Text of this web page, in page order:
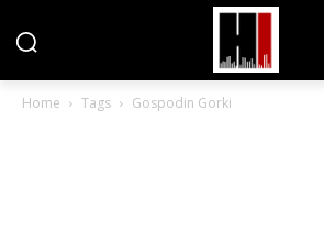
Home Tags Gospodin Gorki